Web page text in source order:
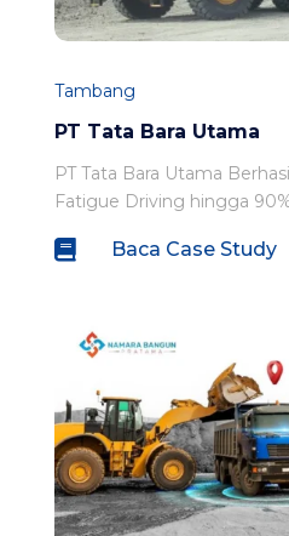
PT Tata Bara Utama
Tambang
PT Tata Bara Utama
Fatigue Driving hingga
 Baca Case Study